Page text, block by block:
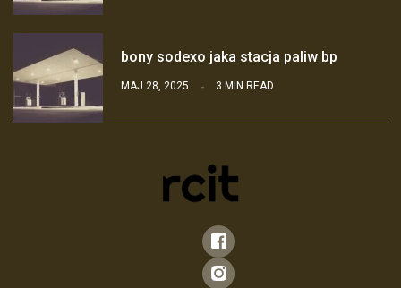
bony sodexo jaka stacja paliw bp
MAJ 28, 2025 3 MIN READ